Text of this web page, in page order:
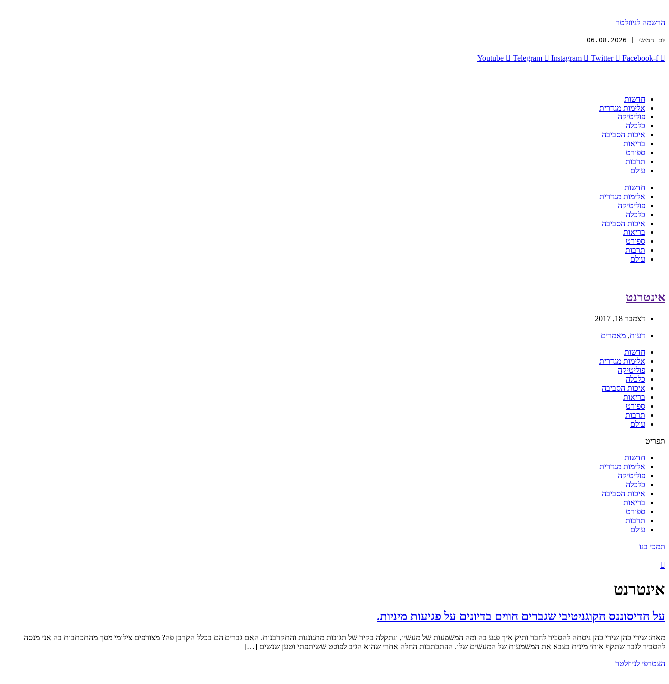
הרשמה לניוזלטר
יום חמישי | 06.08.2026
Youtube Telegram Instagram Twitter Facebook-f
חדשות
אלימות מגדרית
פוליטיקה
כלכלה
איכות הסביבה
בריאות
ספורט
תרבות
עולם
חדשות
אלימות מגדרית
פוליטיקה
כלכלה
איכות הסביבה
בריאות
ספורט
תרבות
עולם
אינטרנט
דצמבר 18, 2017
דעות, מאמרים
חדשות
אלימות מגדרית
פוליטיקה
כלכלה
איכות הסביבה
בריאות
ספורט
תרבות
עולם
תפריט
חדשות
אלימות מגדרית
פוליטיקה
כלכלה
איכות הסביבה
בריאות
ספורט
תרבות
עולם
תמכי בנו
אינטרנט
על הדיסוננס הקוגניטיבי שגברים חווים בדיונים על פגיעות מיניות.
מאת: שירי כהן שירי כהן ניסתה להסביר לחבר ותיק איך פגע בה ומה המשמעות של מעשיו, ונתקלה בקיר של תגובות מתגוננות והתקרבנות. האם גברים הם בכלל הקרבן פה? מצורפים צילומי מסך מהתכתבות בה אני מנסה
להסביר לגבר שתקף אותי מינית בצבא את המשמעות של המעשים שלו. ההתכתבות החלה אחרי שהוא הגיב לפוסט ששיתפתי וטען שנשים […]
הצטרפי לניוזלטר